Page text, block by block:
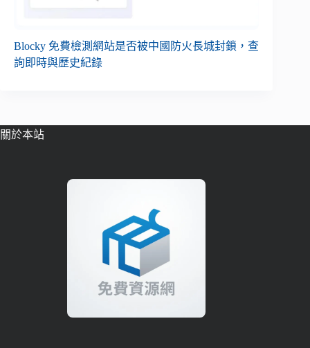
Blocky 免費檢測網站是否被中國防火長城封鎖，查
詢即時與歷史紀錄
關於本站